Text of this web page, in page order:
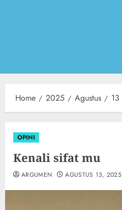
Home 2025 Agustus 13
OPINI
Kenali sifat mu
ARGUMEN AGUSTUS 13, 2025